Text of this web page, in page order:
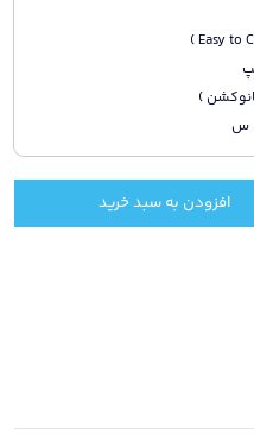
)
س
افزودن به سبد خرید